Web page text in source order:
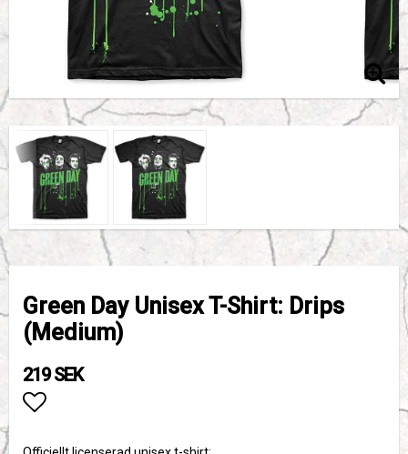
Green Day Unisex T-Shirt: Drips
(Medium)
219 SEK